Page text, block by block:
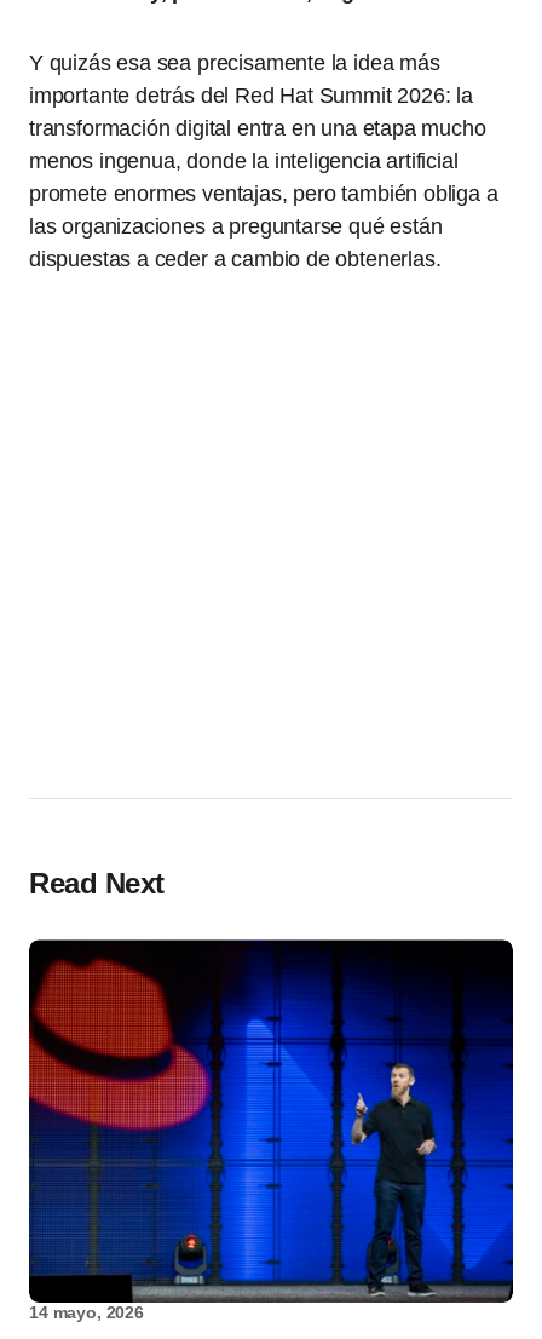
Y quizás esa sea precisamente la idea más
importante detrás del Red Hat Summit 2026: la
transformación digital entra en una etapa mucho
menos ingenua, donde la inteligencia artificial
promete enormes ventajas, pero también obliga a
las organizaciones a preguntarse qué están
dispuestas a ceder a cambio de obtenerlas.
Read Next
14 mayo, 2026